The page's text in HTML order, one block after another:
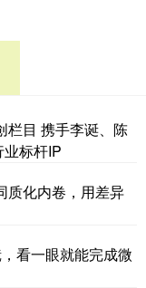
栏目 携手李诞、陈
标杆IP
质化内卷，用差异
看一眼就能完成微